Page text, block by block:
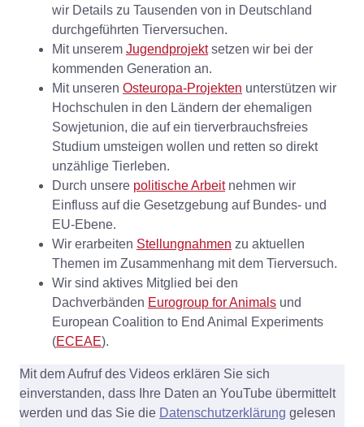
wir Details zu Tausenden von in Deutschland
durchgeführten Tierversuchen.
Mit unserem Jugendprojektsetzen wir bei der
kommenden Generation an.
Mit unseren Osteuropa-Projekten unterstützen wir
Hochschulen in den Ländern der ehemaligen
Sowjetunion, die auf ein tierverbrauchsfreies
Studium umsteigen wollen und retten so direkt
unzählige Tierleben.
Durch unsere politische Arbeitnehmen wir
Einfluss auf die Gesetzgebung auf Bundes- und
EU-Ebene.
Wir erarbeiten Stellungnahmen zu aktuellen
Themen im Zusammenhang mit dem Tierversuch.
Wir sind aktives Mitglied bei den
Dachverbänden Eurogroup for Animals und
European Coalition to End Animal Experiments
(ECEAE).
Mit dem Aufruf des Videos erklären Sie sich
einverstanden, dass Ihre Daten an YouTube übermittelt
werden und das Sie die Datenschutzerklärung gelesen